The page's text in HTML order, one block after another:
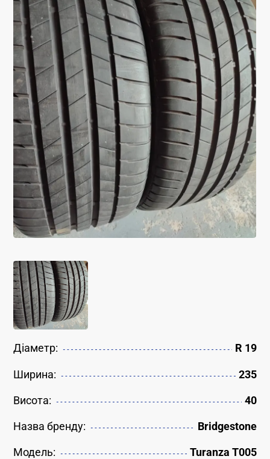
Діаметр: R 19
Ширина: 235
Висота: 40
Назва бренду: Bridgestone
Модель: Turanza T005